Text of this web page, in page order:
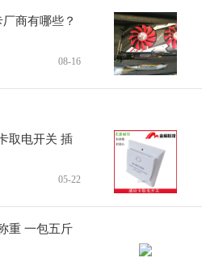
商有哪些？
08-16
取电开关 插
05-22
重 一包五斤